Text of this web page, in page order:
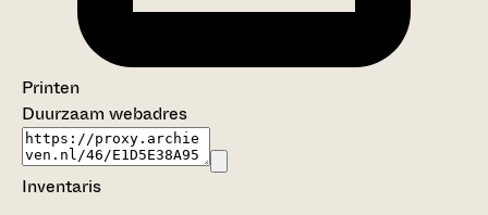
Printen
Duurzaam webadres
Inventaris